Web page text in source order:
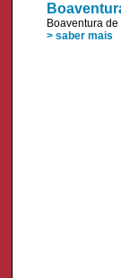
Boaventura
> saber mais